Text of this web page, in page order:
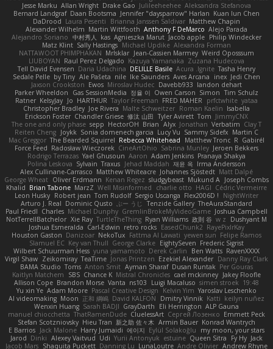
Jesse Marku Allan Wright Drake Gao Julileeheehee Aleksandra Stefanova
Bernard Landgraf Daan Bootsma Jennifer "daysparrow" Harlan Kuan lun Chen
DaDrood Laura Pesenti Brianna Janssen Saldivar Matthew Chapin
Alexander Wilhelm Martin Wittfooth Anthony F DeMarco Alejo Parada
Alejandro Soriano 中村秀人 kas Agnieszka Marut Jacob apple Philip Windecker
Matz Klint Sally Hastings Michael Updike Alexandra Forman
NATTAWOOT PHIMPHAKAN MrIsklar Jean-Cassien Marmey Weird Oposssum
LIUBOYAN Raul Perez Delgado Kazuya Yamanaka Zuzana Hudecova
Tell David Evensen Daria Udachina DELILLE Basile Acura .Ignite Tasha Henry
Sedale Pelle by Tiny Ale Pašeta nile Ike Saunders Aves Arcana inex Jedi Chen
Jaxson Crookston Ewos Miroslav Hudec Davebb933 landon dehart
Parker Wheeldon
Gas SessionMedia 정율 이 Owen Carson Simon Tim Schulz
Ratner KelsyJay Jo HARTHUR Taylor Freeman FRED MAHER prfctwhite yataa
Christopher Bradley Joe Rivera Malte Schweitzer Roman Kaelin Isabella
Erickson Foster Chandler Griese 修汰 山田 Tyler Avirett Tom JimmyCNX
The one and only phase sepp HectorOH Brian Alyx Jonathan Verbatim Clay T
Reiten Cheng Joykk Sonia domenech garcia Lucy Vu Sammy Sidefx Martin C
Mac Greggor The Bearded Squirrel Rebecca Whitehead Matthew Tronc R Gabirél
Force Feed Radosław Wieczorek CineArtOhio Sabrina Munley Jeroen Bekkers
Rodrigo Terrazas Yael Ghusoun Aaron Adam Jenkins Pranaya Shakya
Polina Leskova Sylvain Traxus Jehad Maddah 재윤 옥 Irma Andersson
Alex Cullinane-Carrasco Matthew Whiteacre Johannes Sjöstedt Matt Dalpé
George Wheat Oliver Erdmann Kenan Regez sludgybeast Mukund A Joseph Combs
Khalid Brian Tabone MarzZ Well Misinformed charlie otto HAGI Cédric Vermeirre
Leon Husky Robert jean Tom Rudolf Sergio Uscanga Flex2006D !
NightWriter
Arturo J. Real Dominic Qusto ぶー うじ Tenzide Gallery TheAuraStandard
Paul Friedl Charles Michael Dunphy GremlinBrokeMyVideoGame Joshua Campbell
NotTerrellBatchelor Xie Ray TurtleTheThing Ryan Williams 政則 谷 w z
Dushyant M
Joshua Esmeralda Carl-Edwin retro rocks EasedChunk2 RayePixlrKay
Houston Gaston Danizoar NekoTux Fattma Al Lawati yewen sun Felipe Ramos
Slamuel EC Key van Thull George Clarke EightySeven Frederic Sigrist
Wilbert Schuurman Hess yuna yamamoto Derek Carlin Ben Watts RavenXXXX
Virgil Shaw Zeikomiray TeaTime Jonas Printzen Ezekiel Alexander Danny Ray Clark
BAMA Studio Toms Anton Smit Ayman Sharaf Dusan Runtak Per Gouras
Kaitlyn Matchem
SBS Chance K Mistral Chronicles cael mckinney Jakey Floofle
Allison Cope Brandon Morse Vanta ns103 Luigi Macaluso simen stroek 19:48
Yu xin Ye Adam Moore Pascal Creative Design Kelvin Yim Yaroslav Leschenko
AI videomaking Moon 正和 綱嶋 David KALFON Dmitry Vinnik Katti keilyn nuñez
Wenxin Huang Sarah BADJI GrayDarth Eli Herrington ALP Gauna
manuel chiocchetta ThatRamenDude CluelessArt Cергей Лозенко Emmett Peck
Stefan Scotzniovsky Hieu Tran 新之助 佐々木 Armin Bauer Konrad Wantrych
E Barrios Jack Malone Harry Jumaidi 에이지 Eylül Solakoğlu
my moon, your stars
Jarod Dinki Alexey Vaitvud Udi Yurii Antonyuk estuine Queen Sitra Fy Hy Jack
Jacob Mars Shaquita Puckett Danning Lu LunaLoutre Andre Olivier Andrew Rhyne